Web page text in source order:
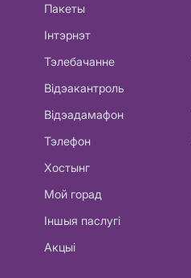
Пакеты
Інтэрнэт
Тэлебачанне
Відэакантроль
Відэадамафон
Тэлефон
Хостынг
Мой горад
Іншыя паслугі
Акцыі